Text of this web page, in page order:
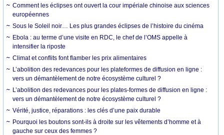
Comment les éclipses ont ouvert la cour impériale chinoise aux sciences
européennes
Sous le Soleil noir… Les plus grandes éclipses de l’histoire du cinéma
Ebola : au terme d’une visite en RDC, le chef de l’OMS appelle à
intensifier la riposte
Climat et conflits font flamber les prix alimentaires
L’abolition des redevances pour les plateformes de diffusion en ligne :
vers un démantèlement de notre écosystème culturel ?
L’abolition des redevances pour les plates-formes de diffusion en ligne :
vers un démantèlement de notre écosystème culturel ?
Vérité, justice, réparations : les clés d’une paix durable
Pourquoi les boutons sont-ils à droite sur les vêtements d’homme et à
gauche sur ceux des femmes ?